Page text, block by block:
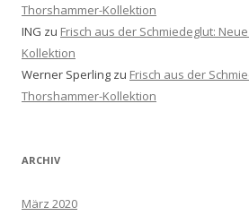
Thorshammer-Kollektion
ING zu Frisch aus der Schmiedeglut:
Kollektion
Werner Sperling zu Frisch aus der
Thorshammer-Kollektion
ARCHIV
März 2020